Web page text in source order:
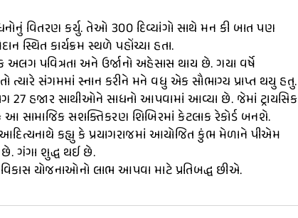
વિતરણ કર્યુ. તેઓ 300 દિવ્યાંગો સાથે મન કી બાત પણ
સ્થિત કાર્યક્રમ સ્થળે પહોંચ્યા હતા.
અલગ પવિત્રતા અને ઉર્જાનો અહેસાસ થાય છે. ગયા વર્ષે
ત્યારે સંગમમાં સ્નાન કરીને મને વધુ એક સૌભાગ્ય પ્રાપ્ત થયુ હતુ.
હજાર સાથીઓને સાધનો આપવામાં આવ્યા છે. જેમાં
સશક્તિકરણ શિબિરમાં કેટલાક રેકોર્ડ બનશે.
કહ્યુ કે પ્રયાગરાજમાં આયોજિત કુંભ મેળાને પીએમ
છે. ગંગા શુદ્ધ થઈ છે.
યોજનાઓનો લાભ આપવા માટે પ્રતિબદ્ધ છીએ.